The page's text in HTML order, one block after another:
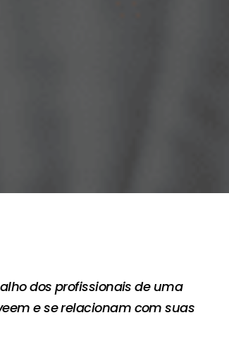
dos profissionais de uma
e se relacionam com suas